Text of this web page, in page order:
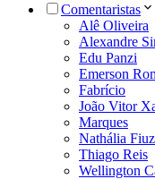
Comentaristas
Alê Oliveira
Alexandre
Edu Panzi
Emerson
Fabrício
João Vitor
Marques
Nathália
Thiago Reis
Wellington